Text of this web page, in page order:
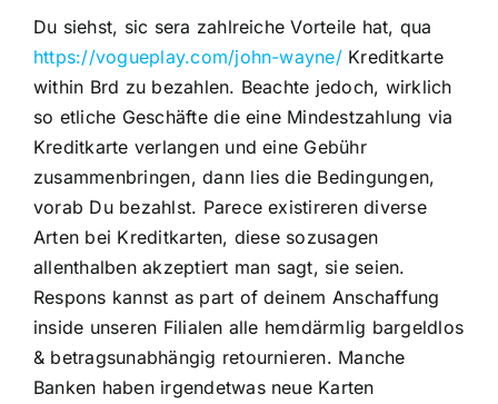
Du siehst, sic sera zahlreiche Vorteile hat, qua
https://vogueplay.com/john-wayne/Kreditkarte
within Brd zu bezahlen. Beachte jedoch, wirklich
so etliche Geschäfte die eine Mindestzahlung via
Kreditkarte verlangen und eine Gebühr
zusammenbringen, dann lies die Bedingungen,
vorab Du bezahlst. Parece existireren diverse
Arten bei Kreditkarten, diese sozusagen
allenthalben akzeptiert man sagt, sie seien.
Respons kannst as part of deinem Anschaffung
inside unseren Filialen alle hemdärmlig bargeldlos
& betragsunabhängig retournieren. Manche
Banken haben irgendetwas neue Karten